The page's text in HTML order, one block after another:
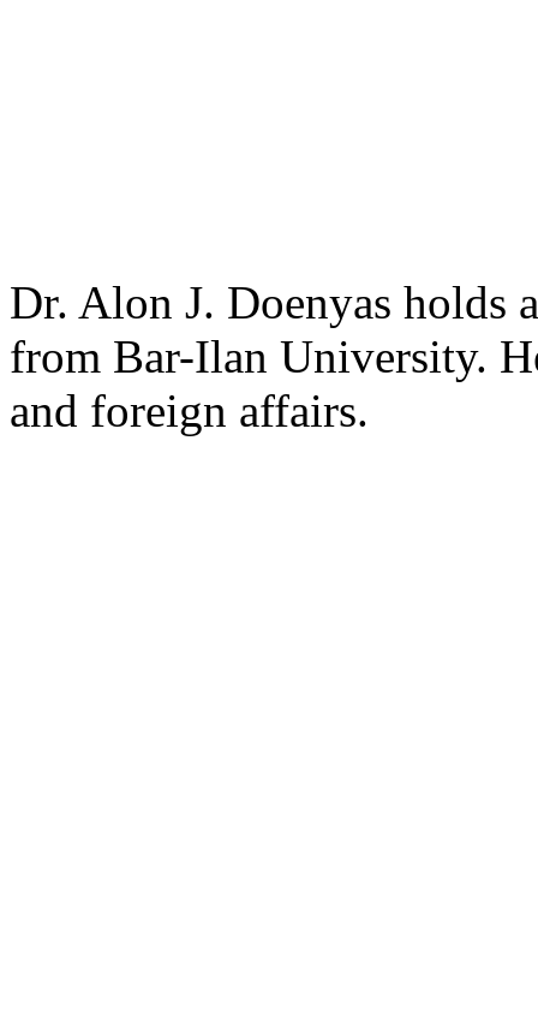
Dr. Alon J. Doenyas holds
from Bar-Ilan University.
and foreign affairs.